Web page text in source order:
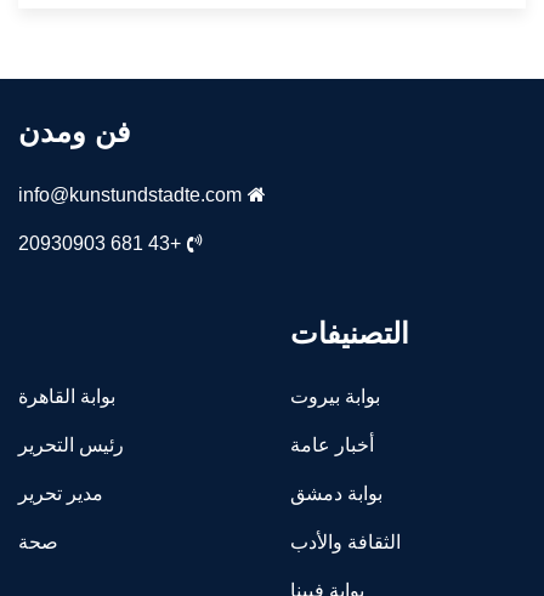
فن ومدن
info@kunstundstadte.com
+43 681 20930903
التصنيفات
بوابة بيروت
أخبار عامة
بوابة دمشق
الثقافة والأدب
بوابة فيينا
بوابة القاهرة
رئيس التحرير
مدير تحرير
صحة